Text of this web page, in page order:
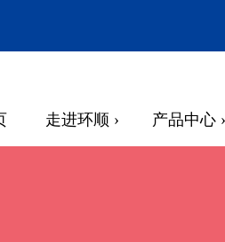
走进环顺 › 产品中心 ›